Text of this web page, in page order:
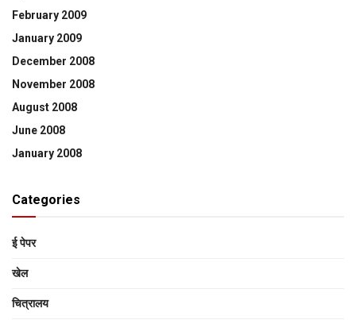
February 2009
January 2009
December 2008
November 2008
August 2008
June 2008
January 2008
Categories
ई पेपर
खेल
चित्रालय